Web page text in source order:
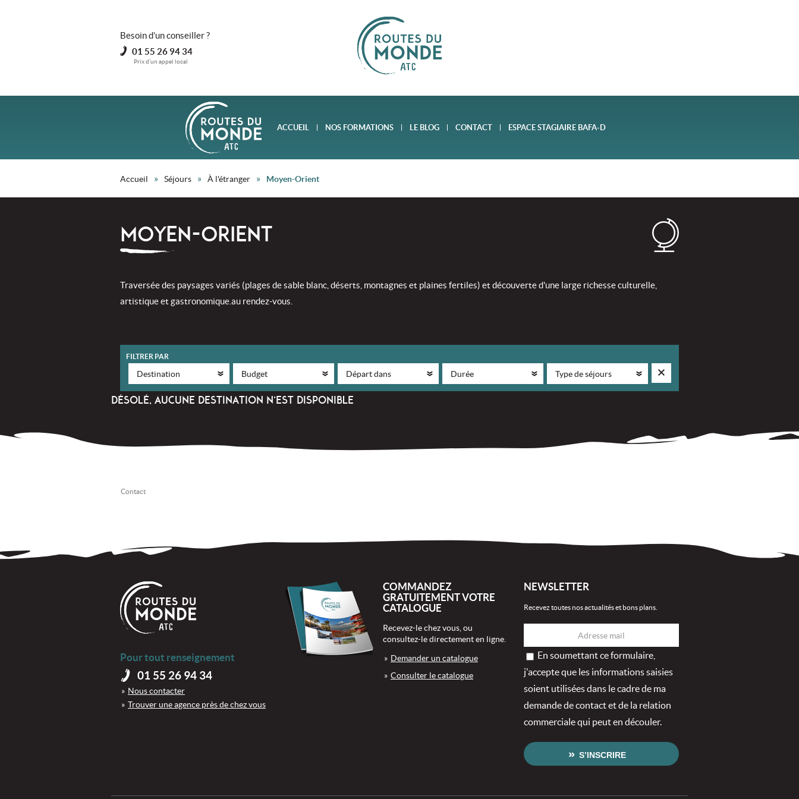
ACCUEIL NOS FORMATIONS LE BLOG CONTACT ESPACE STAGIAIRE BAFA-D
Accueil » Séjours » À l'étranger » Moyen-Orient
MOYEN-ORIENT
Traversée des paysages variés (plages de sable blanc, déserts, montagnes et plaines fertiles) et découverte d'une large richesse culturelle,
artistique et gastronomique.au rendez-vous.
FILTRER PAR
DÉSOLÉ, AUCUNE DESTINATION N’EST DISPONIBLE
Contact
Pour tout renseignement
01 55 26 94 34
Nous contacter
Trouver une agence près de chez vous
COMMANDEZ
GRATUITEMENT VOTRE
CATALOGUE
Recevez-le chez vous, ou
consultez-le directement en ligne.
Demander un catalogue
Consulter le catalogue
NEWSLETTER
Recevez toutes nos actualités et bons plans.
En soumettant ce formulaire,
j'accepte que les informations saisies
soient utilisées dans le cadre de ma
demande de contact et de la relation
commerciale qui peut en découler.
S’INSCRIRE
Besoin d’un conseiller ?
01 55 26 94 34
Prix d’un appel local